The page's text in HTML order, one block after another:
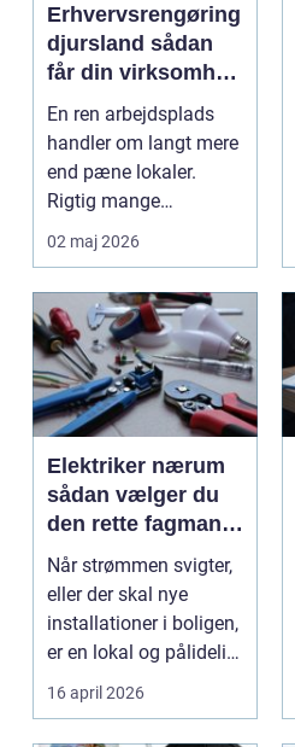
Erhvervsrengøring
djursland sådan
får din virksomhed
mest muligt ud af
rengøringen
En ren arbejdsplads
handler om langt mere
end pæne lokaler.
Rigtig mange
virksomheder på
Djursland o...
02 maj 2026
Elektriker nærum
sådan vælger du
den rette fagmand
til dine el-opgaver
Når strømmen svigter,
eller der skal nye
installationer i boligen,
er en lokal og pålidelig
elektrik...
16 april 2026